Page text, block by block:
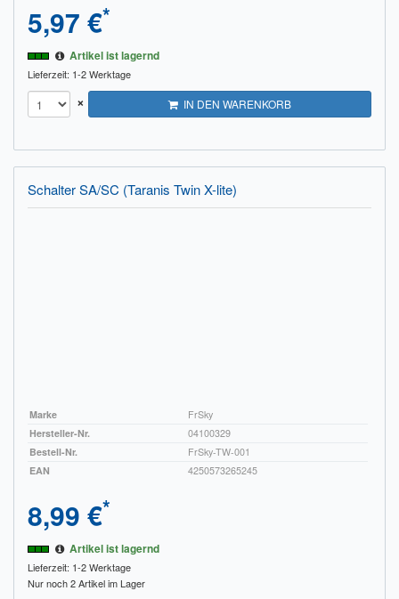
5,97 €*
Artikel ist lagernd
Lieferzeit: 1-2 Werktage
× IN DEN WARENKORB
Schalter SA/SC (Taranis Twin X-lite)
Marke
FrSky
Hersteller-Nr.
04100329
Bestell-Nr.
FrSky-TW-001
EAN
4250573265245
8,99 €*
Artikel ist lagernd
Lieferzeit: 1-2 Werktage
Nur noch 2 Artikel im Lager